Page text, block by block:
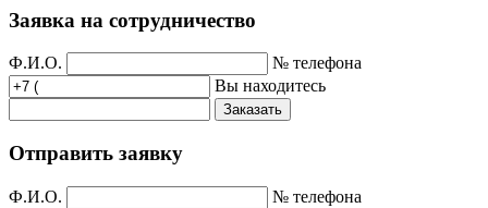
Заявка на сотрудничество
Ф.И.О.
№ телефона
Вы находитесь
Заказать
Отправить заявку
Ф.И.О.
№ телефона